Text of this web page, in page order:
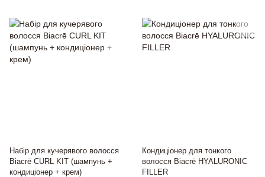
Набір для кучерявого волосся
Biacrē CURL KIT (шампунь +
кондиціонер + крем)
Кондиціонер для тонкого
волосся Biacrē HYALURONIC
FILLER